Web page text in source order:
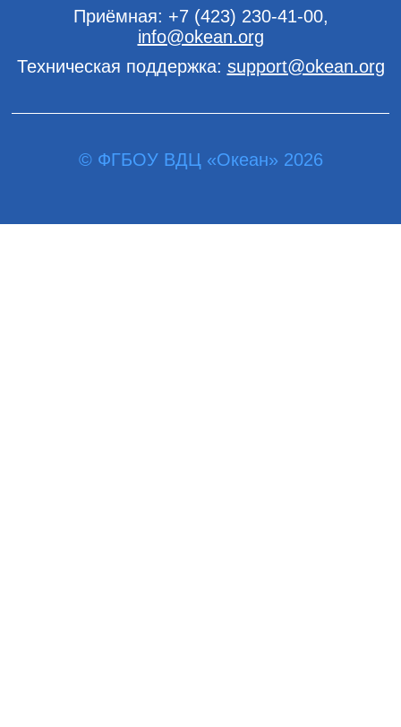
Приёмная: +7 (423) 230-41-00,
info@okean.org
Техническая поддержка: support@okean.org
© ФГБОУ ВДЦ «Океан» 2026